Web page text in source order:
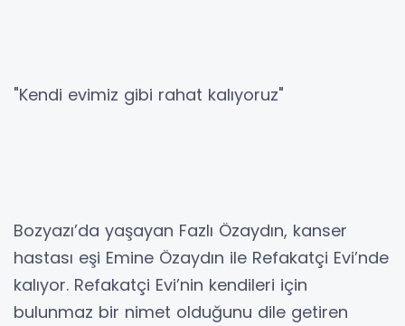
"Kendi evimiz gibi rahat kalıyoruz"
Bozyazı’da yaşayan Fazlı Özaydın, kanser
hastası eşi Emine Özaydın ile Refakatçi Evi’nde
kalıyor. Refakatçi Evi’nin kendileri için
bulunmaz bir nimet olduğunu dile getiren